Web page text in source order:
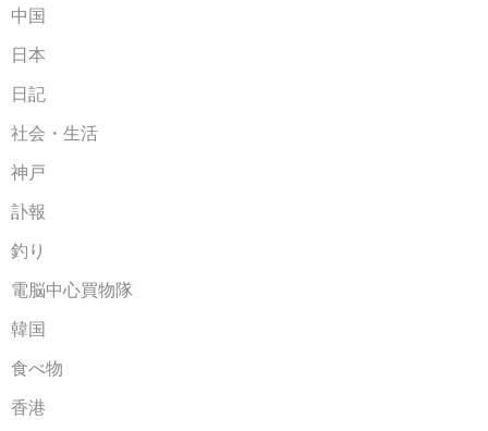
中国
日本
日記
社会・生活
神戸
訃報
釣り
電脳中心買物隊
韓国
食べ物
香港